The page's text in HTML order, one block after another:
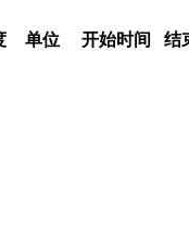
单位 开始时间
结